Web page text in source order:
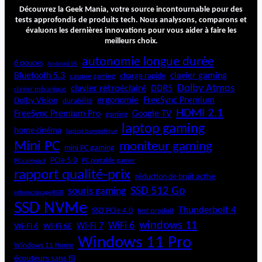
n
a
l
e
d
e
l
’
a
u
i
o
p
o
o
E
c
Découvrez la Geek Mania, votre source incontournable pour des
tests approfondis de produits tech. Nous analysons, comparons et
évaluons les dernières innovations pour vous aider à faire les
meilleurs choix.
6 pouces Android 15 autonomie longue durée
Bluetooth 5.3 casque gaming charge rapide clavier gaming
clavier mécanique clavier rétroéclairé DDR5 Dolby Atmos
Dolby Vision durabilité ergonomie
FreeSync Premium
FreeSync Premium Pro
gaming Google TV HDMI 2.1
home cinéma laptop bureautique laptop gaming
Mini PC mini PC gaming moniteur gaming
PC compact PCIe 5.0 PC portable gamer
rapport qualité-prix réduction de bruit active
rétroéclairage RGB souris gaming SSD 512 Go
SSD NVMe SSD PCIe 4.0 test produit Thunderbolt 4
Wi-Fi 6 Wi-Fi 6E Wi-Fi 7 WiFi 6 windows 11
Windows 11 Home Windows 11 Pro
écouteurs sans fil